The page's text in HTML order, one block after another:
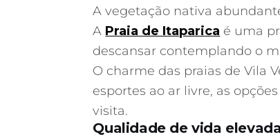
A vegetação nativa
A Praia de Itaparica é uma
descansar contemplando o
O charme das praias de Vila
esportes ao ar livre, as
visita.
Qualidade de vida